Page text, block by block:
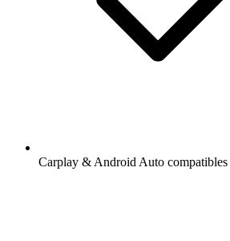
Carplay & Android Auto compatibles